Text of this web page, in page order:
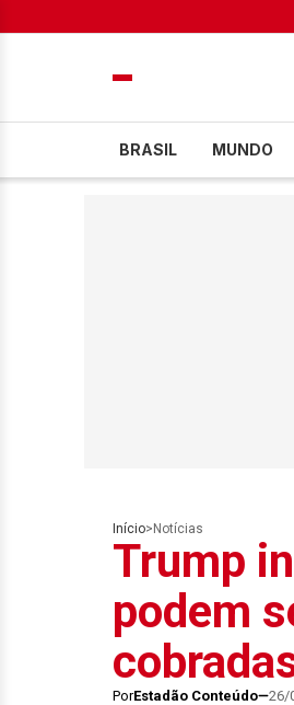
BRASIL MUNDO
Início> Notícias
Trump
podem
PorEstadão Conteúdo 26/